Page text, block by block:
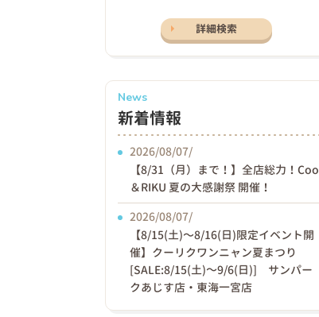
詳細検索
News
新着情報
2026/08/07/
【8/31（月）まで！】全店総力！Coo
＆RIKU 夏の大感謝祭 開催！
2026/08/07/
【8/15(土)〜8/16(日)限定イベント開
催】クーリクワンニャン夏まつり
[SALE:8/15(土)～9/6(日)] サンパー
クあじす店・東海一宮店